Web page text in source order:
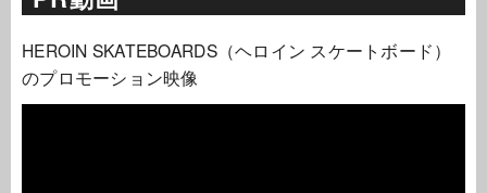
HEROIN SKATEBOARDS（ヘロイン スケートボード）
のプロモーション映像